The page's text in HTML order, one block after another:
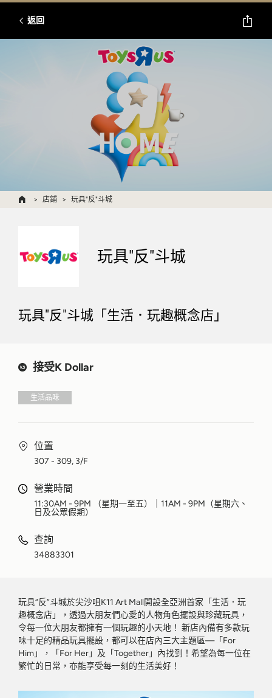
返回
店鋪 玩具"反"斗城
玩具"反"斗城
玩具"反"斗城「生活．玩趣概念店」
接受K Dollar
生活品味
位置
307 - 309, 3/F
營業時間
11:30AM - 9PM （星期一至五）｜11AM - 9PM（星期六、
日及公眾假期）
查詢
34883301
玩具“反”斗城於尖沙咀K11 Art Mall開設全亞洲首家「生活．玩
趣概念店」，透過大朋友們心愛的人物角色擺設與珍藏玩具，
令每一位大朋友都擁有一個玩趣的小天地！ 新店內備有多款玩
味十足的精品玩具擺設，都可以在店內三大主題區—「For
Him」，「For Her」及「Together」內找到！希望為每一位在
繁忙的日常，亦能享受每一刻的生活美好！